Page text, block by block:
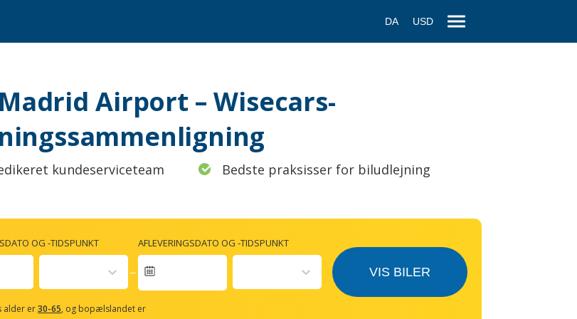
DA USD
Airport – Wisecars-
kundeserviceteam Bedste praksisser for biludlejning
OG -TIDSPUNKT AFLEVERINGSDATO OG -TIDSPUNKT
alder er30-65, og bopælslandet er
VIS BILER